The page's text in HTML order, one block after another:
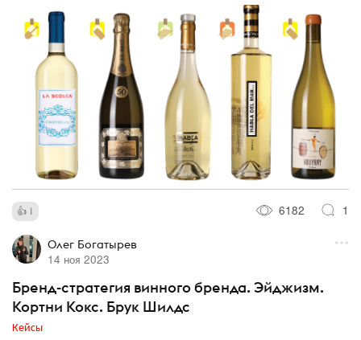
1 6182 1
Олег Богатырев
14 ноя 2023
Бренд-стратегия винного бренда. Эйджизм.
Кортни Кокс. Брук Шилдс
Кейсы